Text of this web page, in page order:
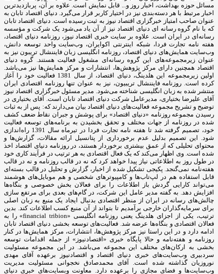
مسائل حوزه بهداشت، اخبار روز و... قابل نمایش است. علاوه بر آن، پربازدیدترین
اخبار مرتبط با هر دسته‌بندی نیز در اختیار کاربر قرار می‌گیرد. دنیای اقتصاد تابان به
عنوان صاحب امتیاز خبرگزاری اقتصاد نیوز به ثبت رسیده است. دنیای اقتصاد تابان
که با نام گروه رسانه ای دنیای اقتصاد نیز از آن یاد می‌شود یک شرکت و مؤسسه
رسانه‌ای در ایران است. علاوه بر سایت خبری اقتصاد نیوز، روزنامه دنیای اقتصاد،
هفته ‌نامه تجارت فردا، شبکه اینترنتی اکوایران، وب‌سایت واحد توسعه دانش،
وب‌سایت همایش‌های دنیای اقتصاد، روزنامه انگلیسی ‌زبان فایننشال تریبون نیز به
عنوان زیرمجموعه‌های این گروه رسانه‌ای مشغول فعالیت هستند. گروه دنیای
اقتصاد همچنین دارای مرکز پژوهش‌ها، انتشارات و مرکز همایش‌ها نیز می‌باشد.
اولین زیرمجموعه این هلدینگ، دنیای اقتصاد، از سال 1381 فعالیت خود را آغاز
کرده است. روزنامه فایننشال تریبیون، نیز به عنوان تنها روزنامه اقتصادی ایران
منتشر شده به زبان انگلیسی شناخته می‌شود. مدیر مسئول خبرگزاری اقتصاد نیوز
آقای علیرضا بختیاری، مدیرعامل شرکت دنیای اقتصاد تابان است. آقای بختیاری در
توضیح و تشریح مجموعه فعالیت‌های دنیای اقتصاد بیان می‌دارند که: پس از به ثبات
رسیدن مجموعه روزنامه «دنیای اقتصاد» برای پوشش و جبران نقاط ضعف کشف
شده در روزنامه از جهات مختلف و تحقق بخشیدن به برنامه‌های توسعه فعالیت
خود، تصمیم گرفته شد تا هفته نامه تجارت فردا در تیرماه سال 1391 راه‌اندازی
شود. این تصمیم بدلیل عدم برخورداری از پتانسیل ارائه مقالات، گزارش‌ها و
محتوای تحلیلی که از عمق بیشتری برخوردار هستند، در روزنامه دنیای اقتصاد اخذ
شده است. وی اظهار می‌کند که یک فعال اقتصادی به هر ترتیب در فرآیند کاری خود
در طول روز به اطلاعاتی نیاز پیدا خواهد کرد که نه در قالب روزنامه و نه در قالب
هفته‌نامه نمی‌گنجد. پکیجی تشکیل شده از اخبار، گزارش و تحلیل در قالب بسته‌ای
قابل استفاده هم در لپ‌تاب‌ها و کامپیوترهای شخصی و هم موبایل‌های هوشمند
می‌تواند کارایی گردش باز اطلاعات را برای فعالان بخش خصوصی و بنگاه‌ها
افزایش دهد. به گفته مدیر عامل این شرکت، در گام‌های بعدی برای مرتفع سازی
چالش‌های رسانه در ایران از منظر اقتصادی بدنبال ایجاد یک منبع به زبان اصلی
برای سرمایه‌گذاران خارجی برآمدیم تا بتواند از آن منبع کسب اطلاعات کند. بدین
ترتیب، یکی از اجزای هلدینگ یعنی روزنامه انگلیسی «financial tribion» را به
فعالان اقتصادی و بنگاه‌ها عرضه شد. فعالیت‌های توسعه بخشی دنیای اقتصاد تابان
ادامه دارد و در این راستا نیز مرکز پژوهش‌ها، انتشارات، مرکز همایش‌ها در کنار
روزنامه و هفته‌نامه و حالا پایگاه خبری «اقتصادنیوز» از جمله اقدامات توسعه
بخشی به ارکان‌های مختلف این مجموعه می‌باشد. در این مجموعه مسئولیت
سردبیری وب‌سایت‌های خبری دنیای اقتصاد و اقتصادنیوز برعهده آقای مهدی
نوروزیان گذاشته شده است. آقای محمدصادق نخجوانی مسئولیت مدیریت
وب‌سایت‌ها و فضای مجازی را برعهده دارد. معاونت وبسایت‌های خبری دنیای